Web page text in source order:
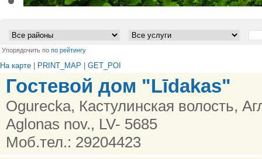
Упорядочить по по рейтингу
На карте PRINT_MAP GET_POI
Гостевой дом "Līdakas"
Ogurecka, Кастулинская волость,
Aglonas nov., LV- 5685
Моб.тел.: 29204423